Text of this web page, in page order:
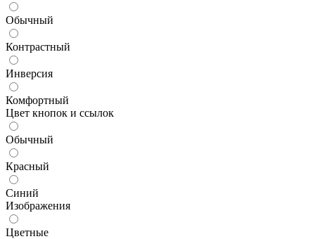
Обычный
Контрастный
Инверсия
Комфортный
Цвет кнопок и ссылок
Обычный
Красный
Синий
Изображения
Цветные